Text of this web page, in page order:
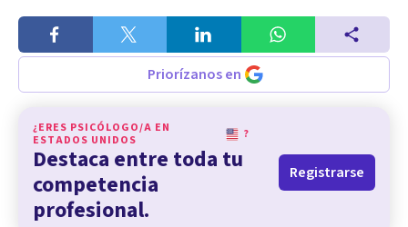
Priorízanos en
¿ERES PSICÓLOGO/A EN
ESTADOS UNIDOS
?
Destaca entre toda tu
competencia
profesional.
Registrarse